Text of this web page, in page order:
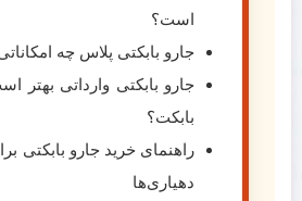
است؟
جارو بابکتی پلاس چه
جارو بابکتی وارداتی بهتر
بابکت؟
راهنمای خرید جارو بابکتی
دهیاری‌ها